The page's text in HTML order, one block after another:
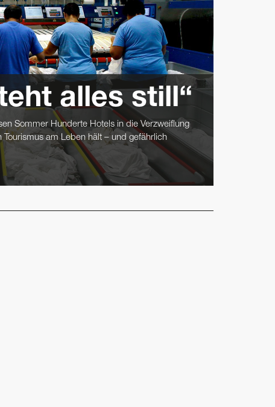
alles still“
Sommer Hunderte Hotels in die Verzweiflung
am Leben hält – und gefährlich